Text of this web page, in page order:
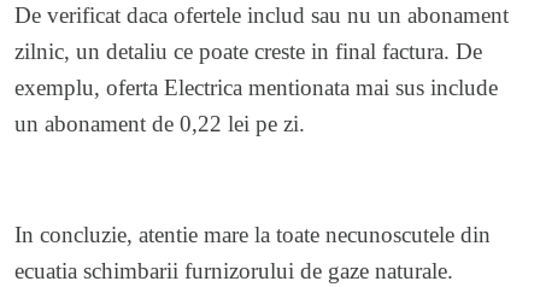
De verificat daca ofertele includ sau nu un abonament
zilnic, un detaliu ce poate creste in final factura. De
exemplu, oferta Electrica mentionata mai sus include
un abonament de 0,22 lei pe zi.
In concluzie, atentie mare la toate necunoscutele din
ecuatia schimbarii furnizorului de gaze naturale.